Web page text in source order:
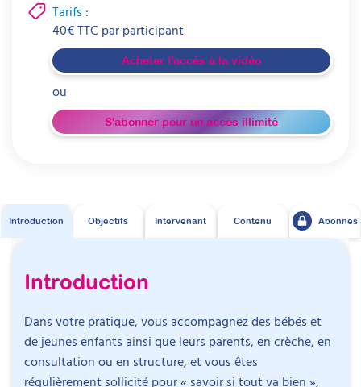
Tarifs :
40€TTC par participant
Acheter l'accès à la vidéo
ou
S'abonner pour un accès illimité
Introduction Objectifs Intervenant Contenu Abonnés
Introduction
Dans votre pratique, vous accompagnez des bébés et
de jeunes enfants ainsi que leurs parents, en crèche, en
consultation ou en structure, et vous êtes
régulièrement sollicité pour « savoir si tout va bien »,